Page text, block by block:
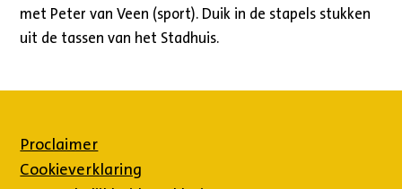
met Peter van Veen (sport). Duik in de stapels stukken
uit de tassen van het Stadhuis.
Proclaimer
Cookieverklaring